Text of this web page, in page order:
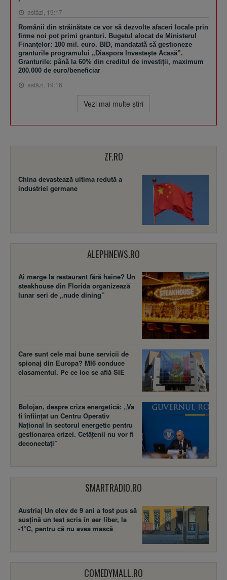
astăzi, 19:17
Românii din străinătate ce vor să dezvolte afaceri locale prin
firme noi pot primi granturi. Bugetul alocat de Ministerul
Finanţelor: 100 mil. euro. BID, mandatată să gestioneze
granturile programului „Diaspora Investeşte Acasă”.
Granturile: până la 60% din creditul de investiţii, maximum
200.000 de euro/beneficiar
astăzi, 19:16
Vezi mai multe ştiri
ZF.RO
China devastează ultima redută a
industriei germane
ALEPHNEWS.RO
Ai merge la restaurant fără haine? Un
steakhouse din Florida organizează
lunar seri de „nude dining”
Care sunt cele mai bune servicii de
spionaj din Europa? MI6 conduce
clasamentul. Pe ce loc se află SIE
Bolojan, despre criza energetică: „Va
fi înființat un Centru Operativ
Național în sectorul energetic pentru
gestionarea crizei. Cetățenii nu vor fi
deconectați”
SMARTRADIO.RO
Austria| Un elev de 9 ani a fost pus să
susţină un test scris în aer liber, la
-1°C, pentru că nu avea mască
COMEDYMALL.RO